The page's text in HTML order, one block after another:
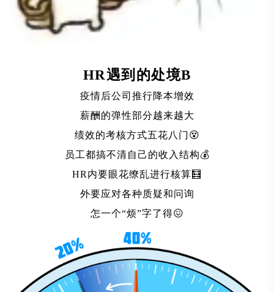
HR遇到的处境B
疫情后公司推行降本增效
薪酬的弹性部分越来越大
绩效的考核方式五花八门😵
员工都搞不清自己的收入结构💰
HR内要眼花缭乱进行核算🧮
外要应对各种质疑和问询
怎一个“烦”字了得😖